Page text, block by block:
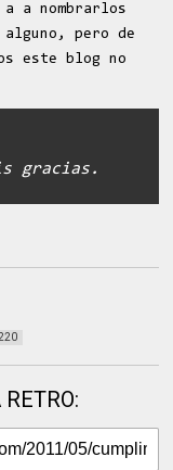
a nombrarlos
alguno, pero de
este blog no
gracias.